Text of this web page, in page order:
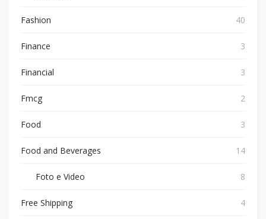
Fashion 40
Finance 3
Financial 3
Fmcg 2
Food 3
Food and Beverages 14
Foto e Video 8
Free Shipping 4